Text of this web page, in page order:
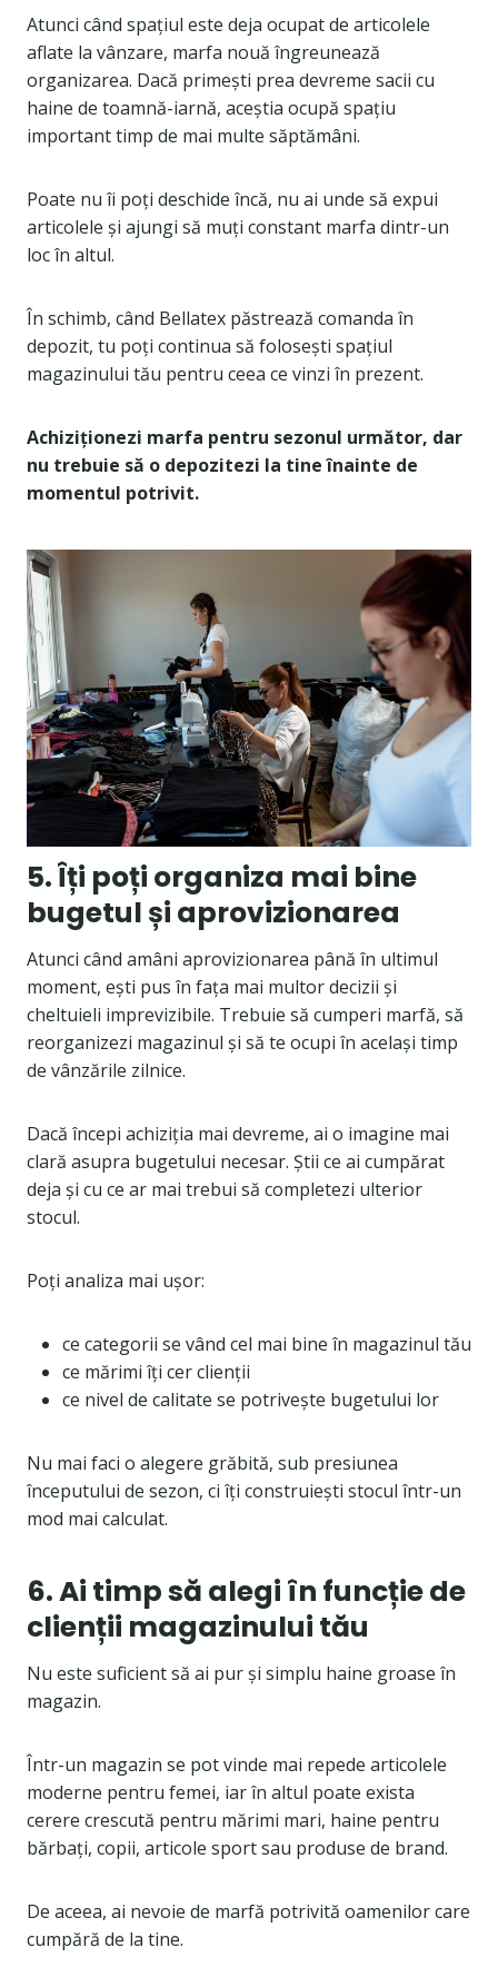
Atunci când spațiul este deja ocupat de articolele
aflate la vânzare, marfa nouă îngreunează
organizarea. Dacă primești prea devreme sacii cu
haine de toamnă-iarnă, aceștia ocupă spațiu
important timp de mai multe săptămâni.
Poate nu îi poți deschide încă, nu ai unde să expui
articolele și ajungi să muți constant marfa dintr-un
loc în altul.
În schimb, când Bellatex păstrează comanda în
depozit, tu poți continua să folosești spațiul
magazinului tău pentru ceea ce vinzi în prezent.
Achiziționezi marfa pentru sezonul următor, dar
nu trebuie să o depozitezi la tine înainte de
momentul potrivit.
5. Îți poți organiza mai bine
bugetul și aprovizionarea
Atunci când amâni aprovizionarea până în ultimul
moment, ești pus în fața mai multor decizii și
cheltuieli imprevizibile. Trebuie să cumperi marfă, să
reorganizezi magazinul și să te ocupi în același timp
de vânzările zilnice.
Dacă începi achiziția mai devreme, ai o imagine mai
clară asupra bugetului necesar. Știi ce ai cumpărat
deja și cu ce ar mai trebui să completezi ulterior
stocul.
Poți analiza mai ușor:
ce categorii se vând cel mai bine în magazinul tău
ce mărimi îți cer clienții
ce nivel de calitate se potrivește bugetului lor
Nu mai faci o alegere grăbită, sub presiunea
începutului de sezon, ci îți construiești stocul într-un
mod mai calculat.
6. Ai timp să alegi în funcție de
clienții magazinului tău
Nu este suficient să ai pur și simplu haine groase în
magazin.
Într-un magazin se pot vinde mai repede articolele
moderne pentru femei, iar în altul poate exista
cerere crescută pentru mărimi mari, haine pentru
bărbați, copii, articole sport sau produse de brand.
De aceea, ai nevoie de marfă potrivită oamenilor care
cumpără de la tine.